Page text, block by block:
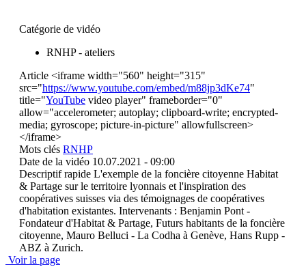
Catégorie de vidéo
RNHP - ateliers
Article <iframe width="560" height="315"
src="https://www.youtube.com/embed/m88jp3dKe74"
title="YouTube video player" frameborder="0"
allow="accelerometer; autoplay; clipboard-write; encrypted-
media; gyroscope; picture-in-picture" allowfullscreen>
</iframe>
Mots clés RNHP
Date de la vidéo 10.07.2021 - 09:00
Descriptif rapide L'exemple de la foncière citoyenne Habitat
& Partage sur le territoire lyonnais et l'inspiration des
coopératives suisses via des témoignages de coopératives
d'habitation existantes. Intervenants : Benjamin Pont -
Fondateur d'Habitat & Partage, Futurs habitants de la foncière
citoyenne, Mauro Belluci - La Codha à Genève, Hans Rupp -
ABZ à Zurich.
Voir la page